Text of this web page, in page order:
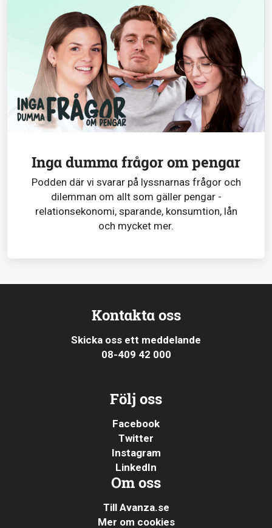
Inga dumma frågor om pengar
Podden där vi svarar på lyssnarnas frågor och
dilemman om allt som gäller pengar -
relationsekonomi, sparande, konsumtion, lån
och mycket mer.
Kontakta oss
Skicka oss ett meddelande
08-409 42 000
Följ oss
Facebook
Twitter
Instagram
LinkedIn
Om oss
Till Avanza.se
Mer om cookies